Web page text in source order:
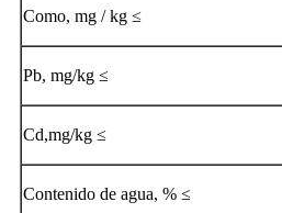
Como, mg / kg ≤
Pb, mg/kg ≤
Cd,mg/kg ≤
Contenido de agua, % ≤